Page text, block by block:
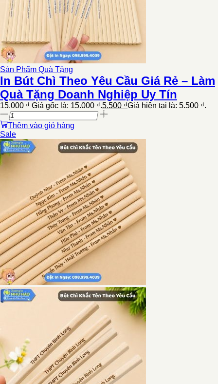
Sản Phẩm Quà Tặng
In Bút Chì Theo Yêu Cầu Giá Rẻ – Làm
Quà Tặng Doanh Nghiệp Uy Tín
15.000₫ Giá gốc là: 15.000 ₫.5.500 ₫Giá hiện tại là: 5.500 ₫.
Thêm vào giỏ hàng
Sale